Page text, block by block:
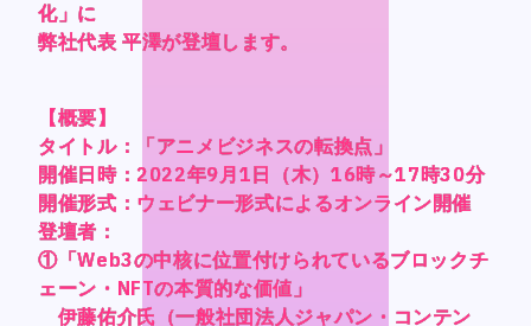
化」に
弊社代表 平澤が登壇します。
【概要】
タイトル：「アニメビジネスの転換点」
開催日時：2022年9月1日（木）16時～17時30分
開催形式：ウェビナー形式によるオンライン開催
登壇者：
①「Web3の中核に位置付けられているブロックチ
ェーン・NFTの本質的な価値」
伊藤佑介氏（一般社団法人ジャパン・コンテン
化」に
弊社代表 平澤が登壇します。
【概要】
タイトル：「アニメビジネスの転換点」
開催日時：2022年9月1日（木）16時～17時30分
開催形式：ウェビナー形式によるオンライン開催
登壇者：
①「Web3の中核に位置付けられているブロックチ
ェーン・NFTの本質的な価値」
伊藤佑介氏（一般社団法人ジャパン・コンテン
化」に
弊社代表 平澤が登壇します。
【概要】
タイトル：「アニメビジネスの転換点」
開催日時：2022年9月1日（木）16時～17時30分
開催形式：ウェビナー形式によるオンライン開催
登壇者：
①「Web3の中核に位置付けられているブロックチ
ェーン・NFTの本質的な価値」
伊藤佑介氏（一般社団法人ジャパン・コンテン
Japanese
Chinese (Trad.)
Chinese (Sim.)
Arabic
Official SNS
Japanese
Chinese (Trad.)
Chinese (Sim.)
Arabic
Official SNS
化」に
弊社代表 平澤が登壇します。
【概要】
タイトル：「アニメビジネスの転換点」
開催日時：2022年9月1日（木）16時～17時30分
開催形式：ウェビナー形式によるオンライン開催
登壇者：
①「Web3の中核に位置付けられているブロックチ
ェーン・NFTの本質的な価値」
伊藤佑介氏（一般社団法人ジャパン・コンテン